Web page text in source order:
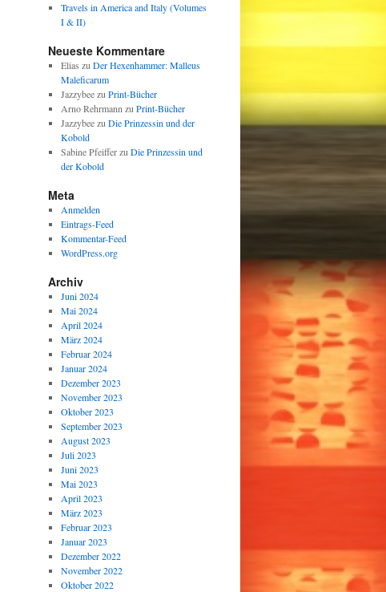
Travels in America and Italy (Volumes
I & II)
Neueste Kommentare
Elias zu Der Hexenhammer: Malleus
Maleficarum
Jazzybeezu Print-Bücher
Arno Rehrmann zu Print-Bücher
Jazzybeezu Die Prinzessin und der
Kobold
Sabine Pfeifferzu Die Prinzessin und
der Kobold
Meta
Anmelden
Eintrags-Feed
Kommentar-Feed
WordPress.org
Archiv
Juni 2024
Mai 2024
April 2024
März 2024
Februar 2024
Januar 2024
Dezember 2023
November 2023
Oktober 2023
September 2023
August 2023
Juli 2023
Juni 2023
Mai 2023
April 2023
März 2023
Februar 2023
Januar 2023
Dezember 2022
November 2022
Oktober 2022